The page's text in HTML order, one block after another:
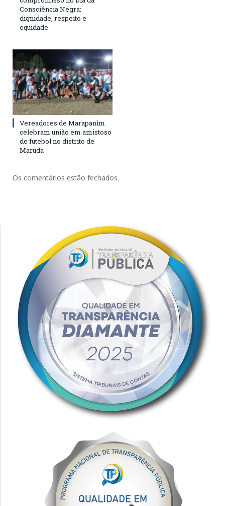
Consciência Negra:
dignidade, respeito e
equidade
Vereadores de Marapanim
celebram união em amistoso
de futebol no distrito de
Marudá
Os comentários estão fechados.